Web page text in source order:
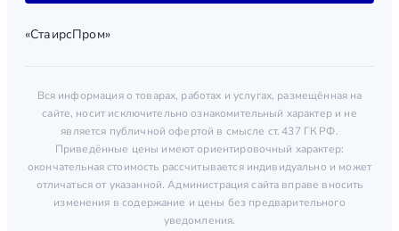
«СтаирсПром»
Вся информация о товарах, работах и услугах, размещённая на
сайте, носит исключительно ознакомительный характер и не
является публичной офертой в смысле ст. 437 ГК РФ.
Приведённые цены имеют ориентировочный характер:
окончательная стоимость рассчитывается индивидуально и может
отличаться от указанной. Администрация сайта вправе вносить
изменения в содержание и цены без предварительного
уведомления.